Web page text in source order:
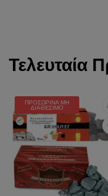
Τελευταία
ΠΡΟΣΩΡΙΝΆ ΜΗ
ΔΙΑΘΈΣΙΜΟ